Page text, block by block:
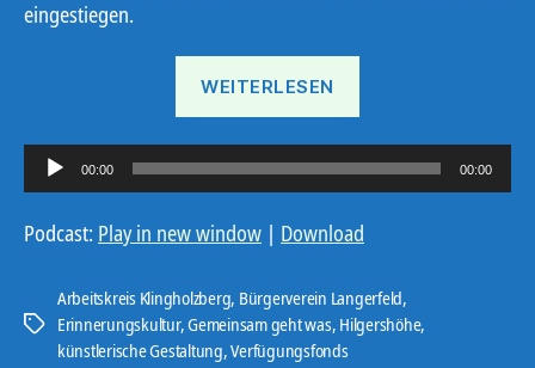
eingestiegen.
WEITERLESEN
u
d
-
00:00 00:00
Podcast: Play in new window | Download
Schlagwörter
Arbeitskreis Klingholzberg, Bürgerverein Langerfeld,
Erinnerungskultur,Gemeinsam geht was, Hilgershöhe,
künstlerische Gestaltung,Verfügungsfonds